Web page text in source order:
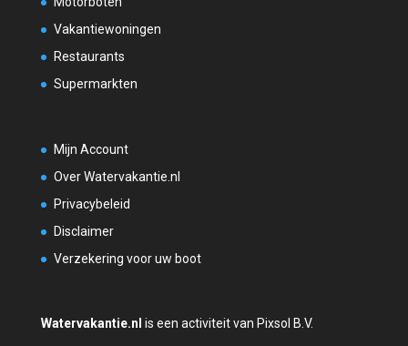
Vakantiewoningen
Restaurants
Supermarkten
Mijn Account
Over Watervakantie.nl
Privacybeleid
Disclaimer
Verzekering voor uw boot
Watervakantie.nl is een activiteit van Pixsol B.V.